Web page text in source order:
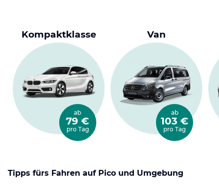
Kompaktklasse
ab
79 €
pro Tag
Van
ab
103 €
pro Tag
Tipps fürs Fahren auf Pico und Umgebung